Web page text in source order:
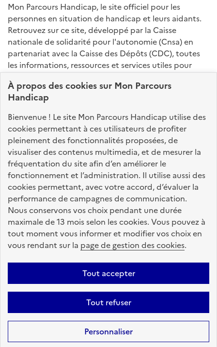
À propos descookiessur Mon Parcours
Handicap
Bienvenue ! Le site Mon Parcours Handicap utilise des
cookies permettant à ces utilisateurs de profiter
pleinement des fonctionnalités proposées, de
visualiser des contenus multimedia, et de mesurer la
fréquentation du site afin d’en améliorer le
fonctionnement et l’administration. Il utilise aussi des
cookies permettant, avec votre accord, d’évaluer la
performance de campagnes de communication.
Nous conservons vos choix pendant une durée
maximale de 13 mois selon les cookies. Vous pouvez à
tout moment vous informer et modifier vos choix en
vous rendant sur la page de gestion des cookies.
Tout accepter
Tout refuser
Personnaliser
Mon Parcours Handicap, le site officiel pour les
personnes en situation de handicap et leurs aidants.
Retrouvez sur ce site, développé par la Caisse
nationale de solidarité pour l'autonomie (Cnsa) en
partenariat avec la Caisse des Dépôts (CDC), toutes
les informations, ressources et services utiles pour
connaître vos droits, effectuer vos démarches,
identifier vos interlocuteurs.
Nos sites partenaires
info.gouv.fr service-public.fr legifrance.gouv.fr
data.gouv.fr
Nos partenaires
La Caisse des Dépôts
accompagne les parcours
de vie
Informations sur le site
Plan du site Accessibilité : totalement conforme Mentions légales
Données personnelles CGU Politique des cookies
Aide sur ce site
Sauf mention contraire, tous les contenus de ce site sont sous